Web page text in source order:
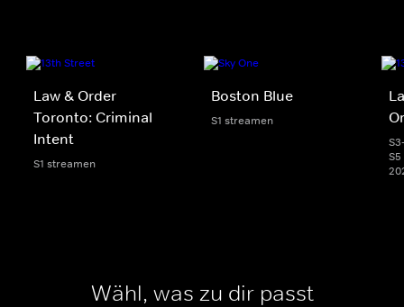
Law & Order
Toronto: Criminal
Intent
S1 streamen
Boston Blue
S1 streamen
Wähl, was zu dir passt